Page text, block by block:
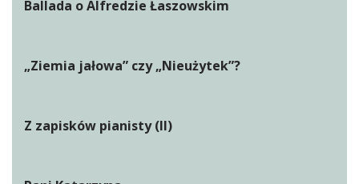
Ballada o Alfredzie Łaszowskim
„Ziemia jałowa” czy „Nieużytek”?
Z zapisków pianisty (II)